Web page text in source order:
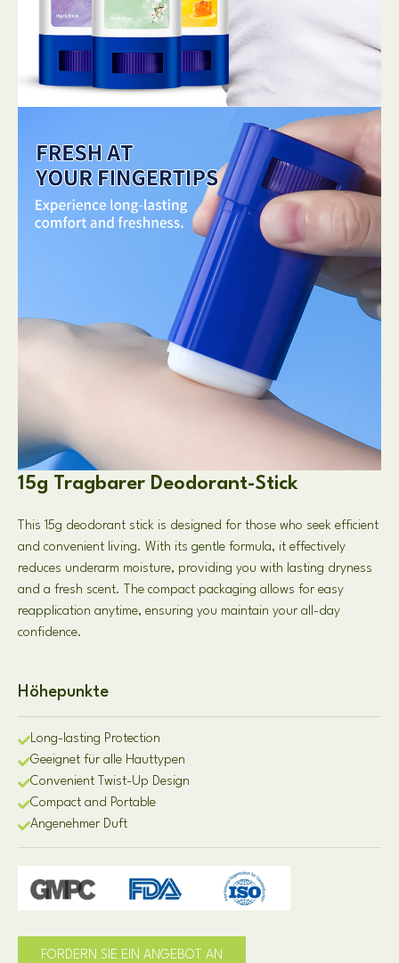
15g Tragbarer Deodorant-Stick
This 15g deodorant stick is designed for those who seek efficient
and convenient living. With its gentle formula, it effectively
reduces underarm moisture, providing you with lasting dryness
and a fresh scent. The compact packaging allows for easy
reapplication anytime, ensuring you maintain your all-day
confidence.
Höhepunkte
Long-lasting Protection
Geeignet für alle Hauttypen
Convenient Twist-Up Design
Compact and Portable
Angenehmer Duft
FORDERN SIE EIN ANGEBOT AN